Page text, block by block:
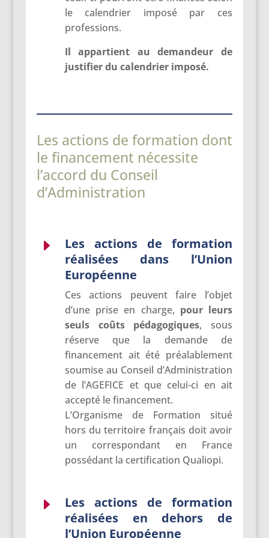
le calendrier imposé par ces
professions.
Il appartient au demandeur de
justifier du calendrier imposé.
Les actions de formation dont
le financement nécessite
l’accord du Conseil
d’Administration
E
Les actions de formation
réalisées dans l’Union
Européenne
Ces actions peuvent faire l’objet
d’une prise en charge, pour leurs
seuls coûts pédagogiques, sous
réserve que la demande de
financement ait été préalablement
soumise au Conseil d’Administration
de l’AGEFICE et que celui-ci en ait
accepté le financement.
L’Organisme de Formation situé
hors du territoire français doit avoir
un correspondant en France
possédant la certification Qualiopi.
E
Les actions de formation
réalisées en dehors de
l’Union Européenne